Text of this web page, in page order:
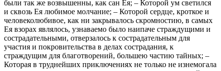
были так же возвышенны, как сан Ея; – Которой ум светился
и сквозь Ея любимое молчание; – Которой сердце, кроткое и
человеколюбивое, как ни закрывалось скромностию, в самых
Ея взорах являлось, узнаваемо было наипаче страждущими и
сострадательными, отверзалось к сострадательным для
участия и покровительства в делах сострадания, к
страждущим для благотворений, большею частию тайных; –
Которая в труднейших приключениях не только не изнемогала